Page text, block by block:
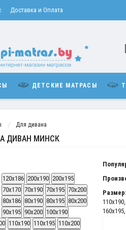
Доставка и Оплата
ДЕТСКИЕ МАТРАСЫ
Для дивана
ДИВАН МИНСК
120x186 200x190 200x195
70x170 70x190 70x195 70x200
80x186 80x190 80x195 80x200
90x195 90x200 100x190
110x190 110x195 110x200
Размер:
110x190
160x195